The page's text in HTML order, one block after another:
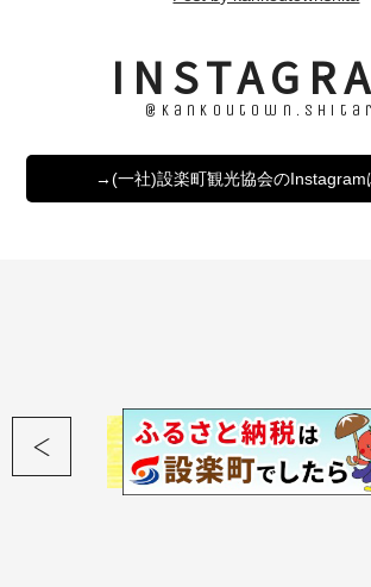
→(一社)設楽町観光協会のInstagram